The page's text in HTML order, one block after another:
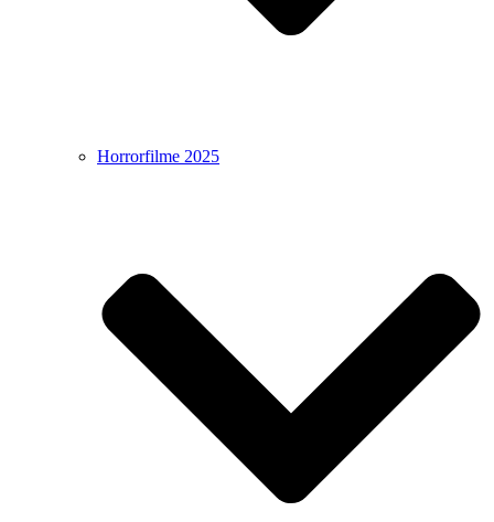
Horrorfilme 2025